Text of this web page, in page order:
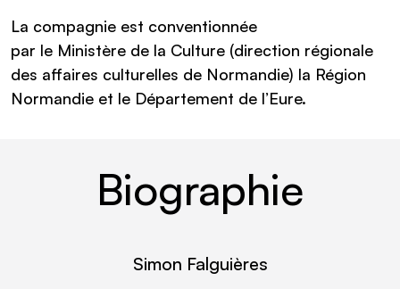
La compagnie est conventionnée
par le Ministère de la Culture (direction régionale
des affaires culturelles de Normandie) la Région
Normandie et le Département de l’Eure.
Biographie
Simon Falguières
lire plus